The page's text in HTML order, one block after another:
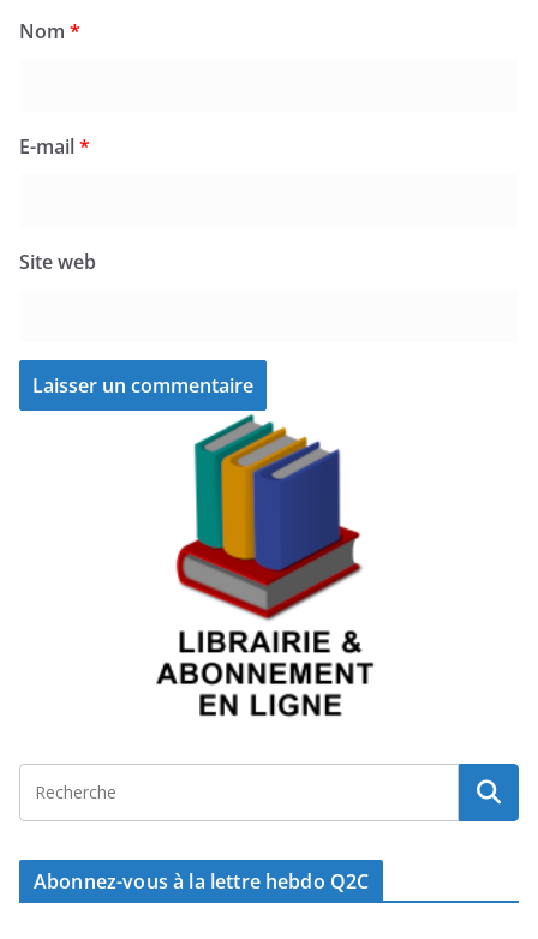
Nom *
E-mail*
Site web
Abonnez-vous à la lettre hebdo Q2C